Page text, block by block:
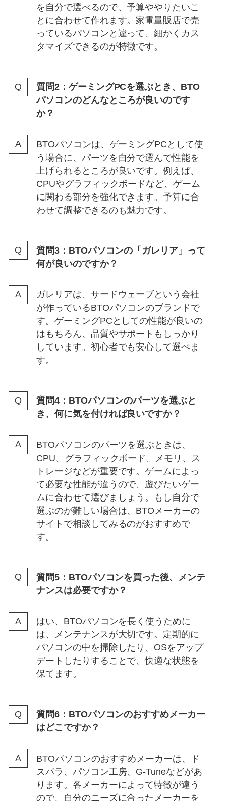
を自分で選べるので、予算ややりたいこ
とに合わせて作れます。家電量販店で売
っているパソコンと違って、細かくカス
タマイズできるのが特徴です。
質問2：ゲーミングPCを選ぶとき、BTO
パソコンのどんなところが良いのです
か？
BTOパソコンは、ゲーミングPCとして使
う場合に、パーツを自分で選んで性能を
上げられるところが良いです。例えば、
CPUやグラフィックボードなど、ゲーム
に関わる部分を強化できます。予算に合
わせて調整できるのも魅力です。
質問3：BTOパソコンの「ガレリア」って
何が良いのですか？
ガレリアは、サードウェーブという会社
が作っているBTOパソコンのブランドで
す。ゲーミングPCとしての性能が良いの
はもちろん、品質やサポートもしっかり
しています。初心者でも安心して選べま
す。
質問4：BTOパソコンのパーツを選ぶと
き、何に気を付ければ良いですか？
BTOパソコンのパーツを選ぶときは、
CPU、グラフィックボード、メモリ、ス
トレージなどが重要です。ゲームによっ
て必要な性能が違うので、遊びたいゲー
ムに合わせて選びましょう。もし自分で
選ぶのが難しい場合は、BTOメーカーの
サイトで相談してみるのがおすすめで
す。
質問5：BTOパソコンを買った後、メンテ
ナンスは必要ですか？
はい、BTOパソコンを長く使うために
は、メンテナンスが大切です。定期的に
パソコンの中を掃除したり、OSをアップ
デートしたりすることで、快適な状態を
保てます。
質問6：BTOパソコンのおすすめメーカー
はどこですか？
BTOパソコンのおすすめメーカーは、ド
スパラ、パソコン工房、G-Tuneなどがあ
ります。各メーカーによって特徴が違う
ので、自分のニーズに合ったメーカーを